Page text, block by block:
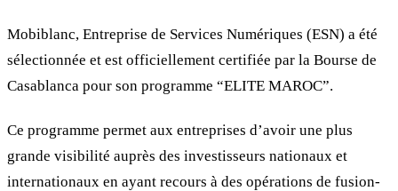
Mobiblanc, Entreprise de Services Numériques (ESN) a été
sélectionnée et est officiellement certifiée par la Bourse de
Casablanca pour son programme “ELITE MAROC”.
Ce programme permet aux entreprises d’avoir une plus
grande visibilité auprès des investisseurs nationaux et
internationaux en ayant recours à des opérations de fusion-